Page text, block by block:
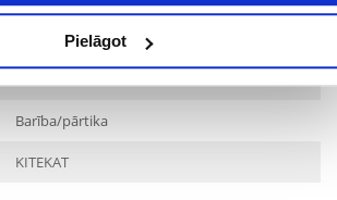
Pielāgot
4.2
Barība/pārtika
KITEKAT